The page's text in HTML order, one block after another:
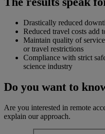
Drastically reduced
Reduced travel costs add
Maintain quality of
or travel restrictions
Compliance with strict
science industry
Do you want to
Are you interested in remote
explain our approach.